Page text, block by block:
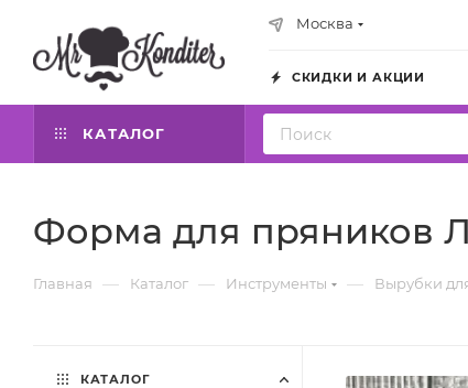
Москва
СКИДКИ И АКЦИИ
КАТАЛОГ
Форма для пряников
Главная — Каталог — Инструменты — Вырубки
КАТАЛОГ